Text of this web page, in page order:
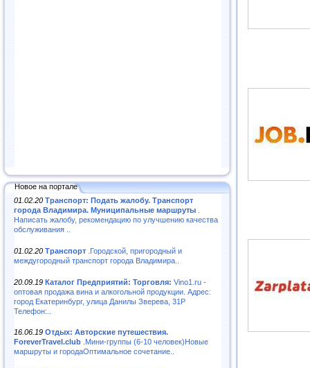
Новое на портале
01.02.20 Транспорт: Подать жалобу. Транспорт
города Владимира. Муниципальные маршруты
Написать жалобу, рекомендацию по улучшению качества
обслуживания ..
01.02.20 Транспорт .Городской, пригородный и
междугородный транспорт города Владимира..
20.09.19 Каталог Предприятий: Торговля: Vino1.ru -
оптовая продажа вина и алкогольной продукции. Адрес:
город Екатеринбург, улица Данилы Зверева, 31Р
Телефон:..
16.06.19 Отдых: Авторские путешествия.
ForeverTravel.club .Мини-группы (6-10 человек)Новые
маршруты и городаОптимальное сочетание..